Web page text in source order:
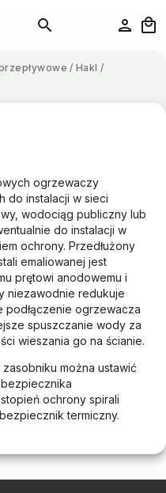
/ Hakl /
ogrzewaczy
do instalacji w sieci
wodociąg publiczny lub
do instalacji w
ochrony. Przedłużony
emaliowanej jest
prętowi anodowemu i
niezawodnie redukuje
podłączenie ogrzewacza
spuszczanie wody za
wieszania go na ścianie.
można ustawić
ochrony spirali
termiczny.